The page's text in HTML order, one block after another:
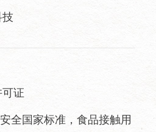
证
全国家标准，食品接触用